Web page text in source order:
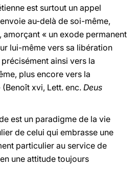
est surtout un appel
au-delà de soi-même,
amorçant « un exode permanent
lui-même vers sa libération
ainsi vers la
plus encore vers la
xvi, Lett. enc. Deus
est un paradigme de la vie
de celui qui embrasse une
particulier au service de
une attitude toujours